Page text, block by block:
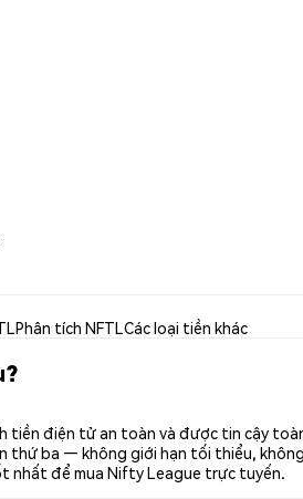
Phân tích NFTLCác loại tiền khác
tiền điện tử an toàn và được tin cậy
thứ ba — không giới hạn tối thiểu,
nhất để mua Nifty League trực tuyến.